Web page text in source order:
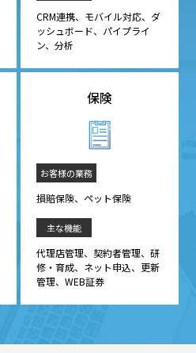
CRM連携、モバイル対応、ダ
ッシュボード、パイプライ
ン、分析
保険
お客様の業務
損賠保険、ペット保険
主な機能
代理店管理、契約者管理、研
修・育成、ネット申込、更新
管理、WEB証券